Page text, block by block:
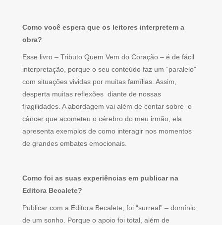
Como você espera que os leitores interpretem a
obra?
Esse livro – Tributo Quem Vem do Coração – é de fácil
interpretação, porque o seu conteúdo faz um “paralelo”
com situações vividas por muitas famílias. Assim,
desperta muitas reflexões diante de nossas
fragilidades. A abordagem vai além de contar sobre o
câncer que acometeu o cérebro do meu irmão, ela
apresenta exemplos de como interagir nos momentos
de grandes embates emocionais.
Como foi as suas experiências em publicar na
Editora Becalete?
Publicar com a Editora Becalete, foi “surreal” – domínio
de um sonho. Porque o apoio foi total, além de